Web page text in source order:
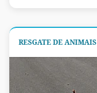
RESGATE DE ANIMAIS